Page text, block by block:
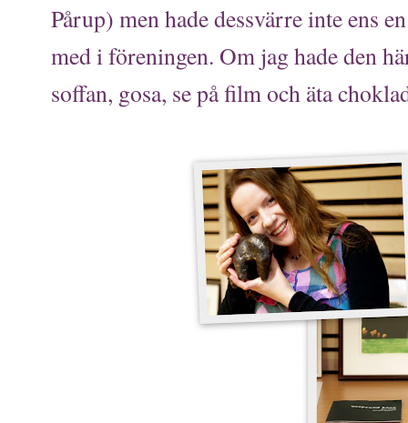
Pårup) men hade dessvärre inte ens
med i föreningen. Om jag hade den
soffan, gosa, se på film och äta